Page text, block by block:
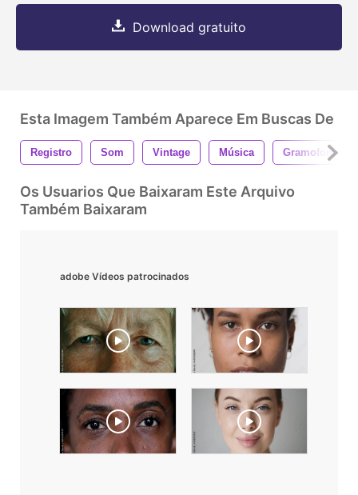
Download gratuito
Esta Imagem Também Aparece Em Buscas De
Registro Som Vintage Música Gramofone
Os Usuarios Que Baixaram Este Arquivo
Também Baixaram
adobe Vídeos patrocinados